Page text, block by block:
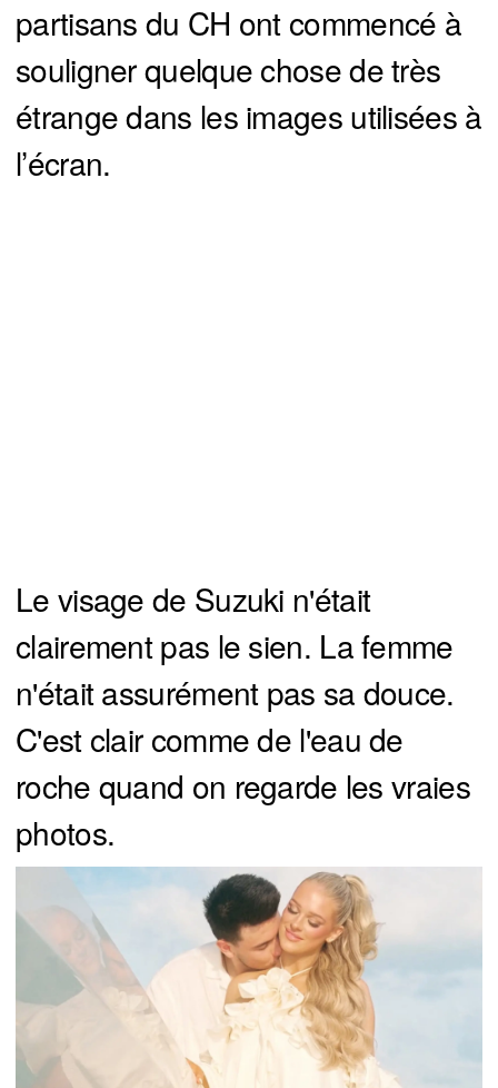
partisans du CH ont commencé à
souligner quelque chose de très
étrange dans les images utilisées à
l’écran.
Le visage de Suzuki n'était
clairement pas le sien. La femme
n'était assurément pas sa douce.
C'est clair comme de l'eau de
roche quand on regarde les vraies
photos.